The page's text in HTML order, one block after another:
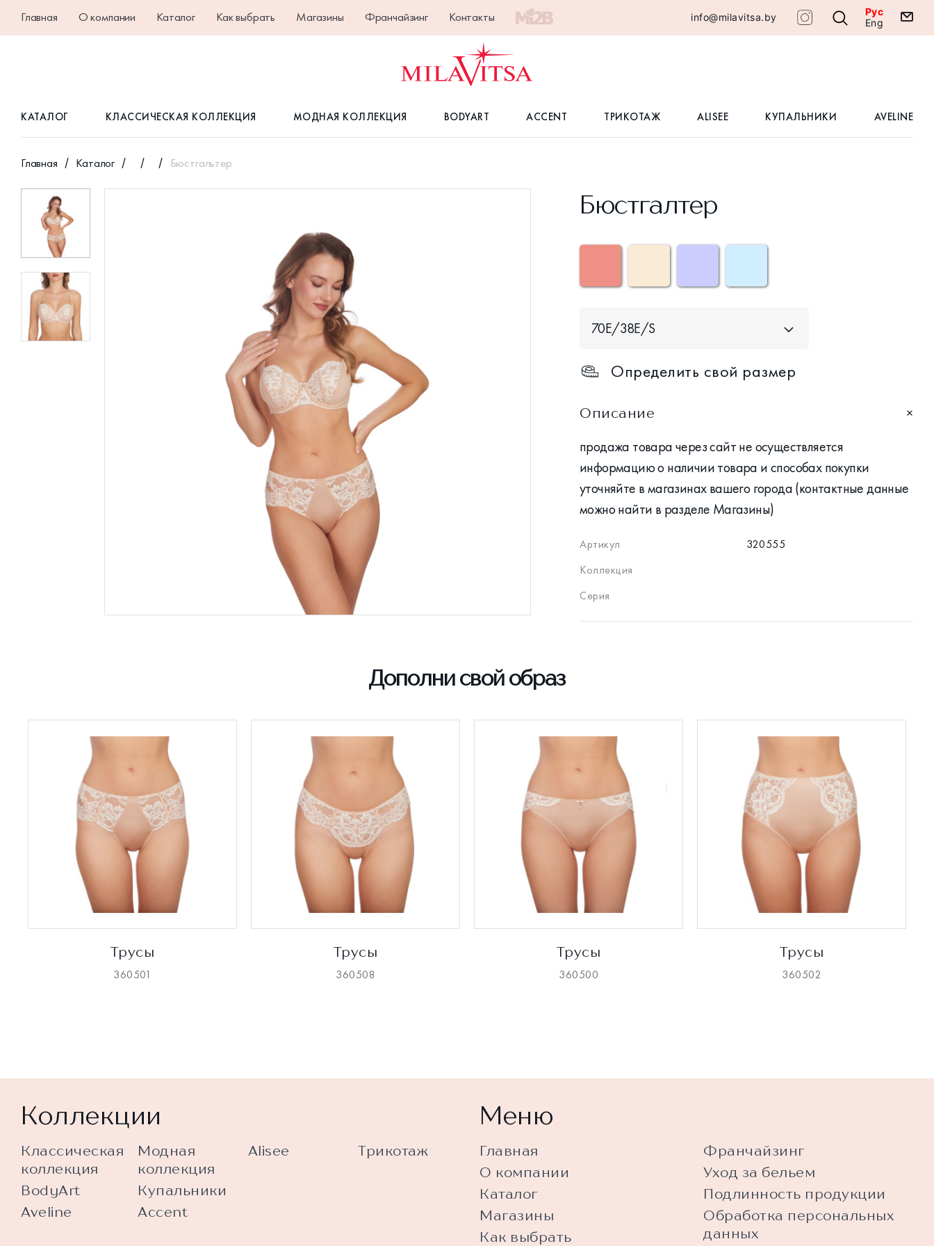
Главная О компании Каталог Как выбрать Магазины Франчайзинг Контакты info@milavitsa.by
Рус
Eng
КАТАЛОГ КЛАССИЧЕСКАЯ КОЛЛЕКЦИЯ МОДНАЯ КОЛЛЕКЦИЯ BODYART ACCENT ТРИКОТАЖ ALISEE КУПАЛЬНИКИ AVELINE
Главная Каталог Бюстгальтер
Бюстгалтер
70Е/38Е/S
Определить свой размер
Описание
продажа товара через сайт не осуществляется
информацию о наличии товара и способах покупки
уточняйте в магазинах вашего города (контактные данные
можно найти в разделе Магазины)
Артикул
320555
Коллекция
Серия
Дополни свой образ
Трусы
360501
Трусы
360508
Трусы
360500
Трусы
360502
Коллекции
Классическая
коллекция
BodyArt
Aveline
Модная
коллекция
Купальники
Accent
Alisee Трикотаж
Меню
Главная
О компании
Каталог
Магазины
Как выбрать
Франчайзинг
Уход за бельем
Подлинность продукции
Обработка персональных
данных